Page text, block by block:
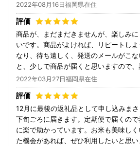
2022年08月16日福岡県在住
商品が、まだまだきませんが、楽しみ
いです。商品がよければ、リピートし
なり、待ち遠しく、発送のメールがこ
と、少しで商品が届くと思いますので、
2022年03月27日福岡県在住
12月に最後の返礼品として申し込みま
下旬ごろに届きます。定期便で届くの
に楽で助かっています。お米も美味し
た機会があれば、ぜひ利用したいと思い